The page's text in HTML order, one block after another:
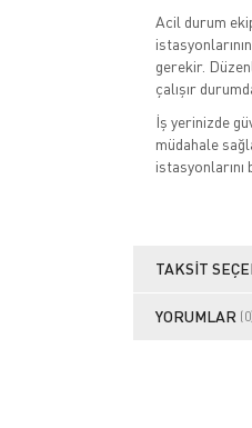
Acil durum
gerekir.
çalışır
İş yerinizde
müdahale
TAKSIT
YORUMLAR (0)